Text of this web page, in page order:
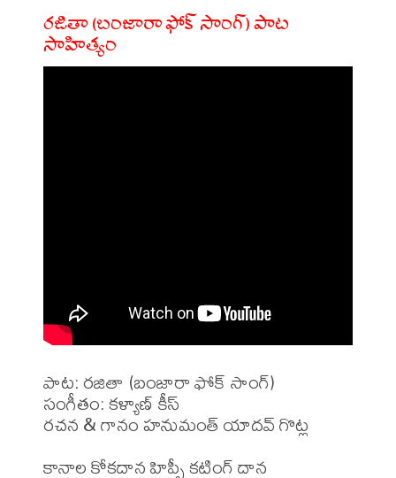
రజితా (బంజారా ఫోక్ సాంగ్) పాట
సాహిత్యం
పాట: రజితా (బంజారా ఫోక్ సాంగ్)
సంగీతం: కళ్యాణ్ కీస్
రచన & గానం హనుమంత్ యాదవ్ గొట్ల
కానాల కోకదాన హిప్పీ కటింగ్ దాన